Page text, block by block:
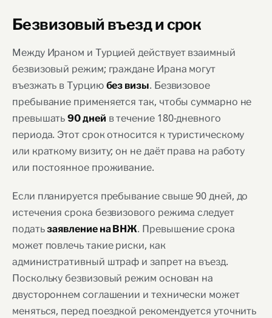
Безвизовый въезд и срок
Между Ираном и Турцией действует взаимный
безвизовый режим; граждане Ирана могут
въезжать в Турцию без визы. Безвизовое
пребывание применяется так, чтобы суммарно не
превышать90 дней в течение 180-дневного
периода. Этот срок относится к туристическому
или краткому визиту; он не даёт права на работу
или постоянное проживание.
Если планируется пребывание свыше 90 дней, до
истечения срока безвизового режима следует
податьзаявление на ВНЖ. Превышение срока
может повлечь такие риски, как
административный штраф и запрет на въезд.
Поскольку безвизовый режим основан на
двустороннем соглашении и технически может
меняться, перед поездкой рекомендуется уточнить